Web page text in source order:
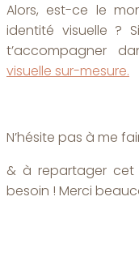
Alors, est-ce le
identité visuelle ?
t’accompagner
visuelle sur-mesure.
N’hésite pas à me
& à repartager
besoin ! Merci